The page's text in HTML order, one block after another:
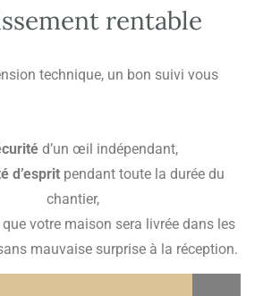
rentable
technique, un bon suivi vous
d’un œil indépendant,
d’esprit pendant toute la durée du
chantier,
votre maison sera livrée dans les
mauvaise surprise à la réception.